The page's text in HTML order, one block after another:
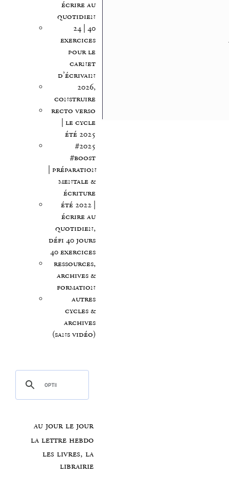
écrire au
quotidien
24 | 40
exercices
pour le
carnet
d’écrivain
2026,
construire
recto verso
| le cycle
été 2025
#2025
#boost
| préparation
mentale &
écriture
été 2022 |
écrire au
quotidien,
défi 40 jours
40 exercices
ressources,
archives &
formation
autres
cycles &
archives
(sans vidéo)
au jour le jour
la lettre hebdo
les livres, la
librairie